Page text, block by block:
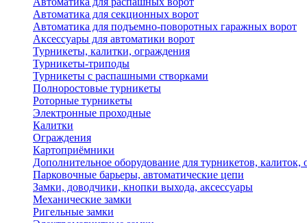
Автоматика для секционных ворот
Автоматика для подъемно-поворотных гаражных ворот
Аксессуары для автоматики ворот
Турникеты, калитки, ограждения
Турникеты-триподы
Турникеты с распашными створками
Полноростовые турникеты
Роторные турникеты
Электронные проходные
Калитки
Ограждения
Картоприёмники
Дополнительное оборудование для турникетов, калиток,
Парковочные барьеры, автоматические цепи
Замки, доводчики, кнопки выхода, аксессуары
Механические замки
Ригельные замки